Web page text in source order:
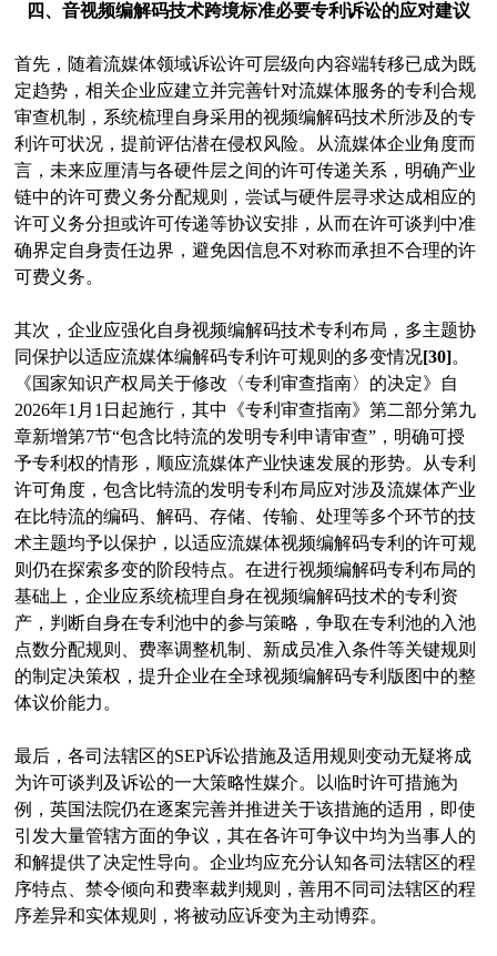
四、音视频编解码技术跨境标准必要专利诉讼的应对建议
首先，随着流媒体领域诉讼许可层级向内容端转移已成为既
定趋势，相关企业应建立并完善针对流媒体服务的专利合规
审查机制，系统梳理自身采用的视频编解码技术所涉及的专
利许可状况，提前评估潜在侵权风险。从流媒体企业角度而
言，未来应厘清与各硬件层之间的许可传递关系，明确产业
链中的许可费义务分配规则，尝试与硬件层寻求达成相应的
许可义务分担或许可传递等协议安排，从而在许可谈判中准
确界定自身责任边界，避免因信息不对称而承担不合理的许
可费义务。
其次，企业应强化自身视频编解码技术专利布局，多主题协
同保护以适应流媒体编解码专利许可规则的多变情况[30]。
《国家知识产权局关于修改〈专利审查指南〉的决定》自
2026年1月1日起施行，其中《专利审查指南》第二部分第九
章新增第7节“包含比特流的发明专利申请审查”，明确可授
予专利权的情形，顺应流媒体产业快速发展的形势。从专利
许可角度，包含比特流的发明专利布局应对涉及流媒体产业
在比特流的编码、解码、存储、传输、处理等多个环节的技
术主题均予以保护，以适应流媒体视频编解码专利的许可规
则仍在探索多变的阶段特点。在进行视频编解码专利布局的
基础上，企业应系统梳理自身在视频编解码技术的专利资
产，判断自身在专利池中的参与策略，争取在专利池的入池
点数分配规则、费率调整机制、新成员准入条件等关键规则
的制定决策权，提升企业在全球视频编解码专利版图中的整
体议价能力。
最后，各司法辖区的SEP诉讼措施及适用规则变动无疑将成
为许可谈判及诉讼的一大策略性媒介。以临时许可措施为
例，英国法院仍在逐案完善并推进关于该措施的适用，即使
引发大量管辖方面的争议，其在各许可争议中均为当事人的
和解提供了决定性导向。企业均应充分认知各司法辖区的程
序特点、禁令倾向和费率裁判规则，善用不同司法辖区的程
序差异和实体规则，将被动应诉变为主动博弈。